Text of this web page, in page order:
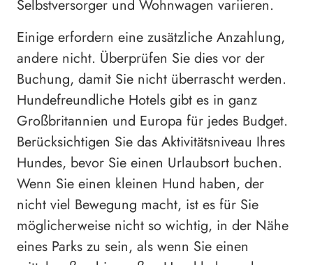
Selbstversorger und Wohnwagen variieren.
Einige erfordern eine zusätzliche Anzahlung,
andere nicht. Überprüfen Sie dies vor der
Buchung, damit Sie nicht überrascht werden.
Hundefreundliche Hotels gibt es in ganz
Großbritannien und Europa für jedes Budget.
Berücksichtigen Sie das Aktivitätsniveau Ihres
Hundes, bevor Sie einen Urlaubsort buchen.
Wenn Sie einen kleinen Hund haben, der
nicht viel Bewegung macht, ist es für Sie
möglicherweise nicht so wichtig, in der Nähe
eines Parks zu sein, als wenn Sie einen